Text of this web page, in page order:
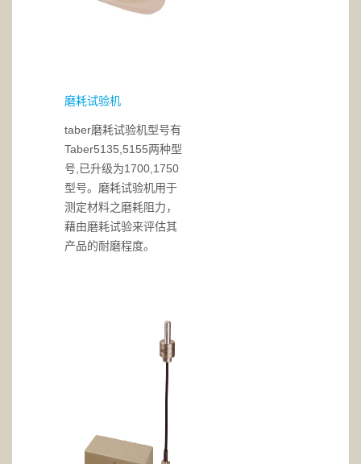
磨耗试验机
taber磨耗试验机型号有
Taber5135,5155两种型
号,已升级为1700,1750
型号。磨耗试验机用于
测定材料之磨耗阻力，
藉由磨耗试验来评估其
产品的耐磨程度。